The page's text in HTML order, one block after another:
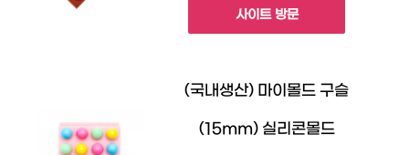
사이트 방문
(국내생산) 마이몰드 구슬
(15mm) 실리콘몰드